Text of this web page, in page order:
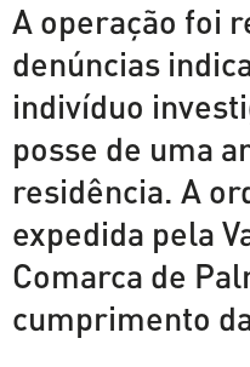
A operação foi
denúncias
indivíduo
posse de uma
residência. A
expedida pela
Comarca de
cumprimento